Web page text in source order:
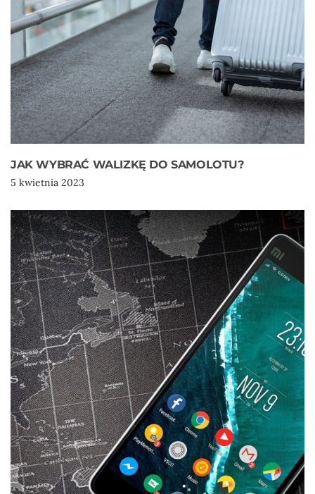
JAK WYBRAĆ WALIZKĘ DO SAMOLOTU?
5 kwietnia 2023